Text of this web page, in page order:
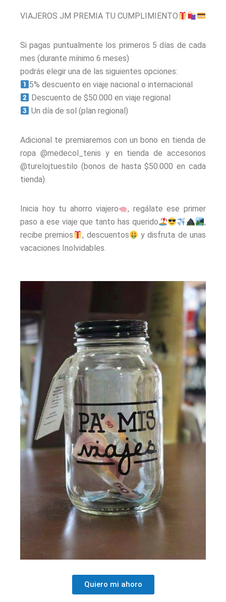
VIAJEROS JM PREMIA TU CUMPLIMIENTO
Si pagas puntualmente los primeros 5 días de cada
mes (durante mínimo 6 meses)
podrás elegir una de las siguientes opciones:
5% descuento en viaje nacional o internacional
Descuento de $50.000 en viaje regional
Un día de sol (plan regional)
Adicional te premiaremos con un bono en tienda de
ropa @medecol_tenis y en tienda de accesorios
@turelojtuestilo (bonos de hasta $50.000 en cada
tienda).
Inicia hoy tu ahorro viajero
, regálate ese primer
paso a ese viaje que tanto has querido
,
recibe premios
, descuentos
y disfruta de unas
vacaciones Inolvidables.
Quiero mi ahoro